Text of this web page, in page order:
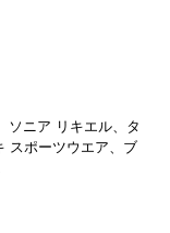
ソニア リキエル、タ
スポーツウエア、ブ